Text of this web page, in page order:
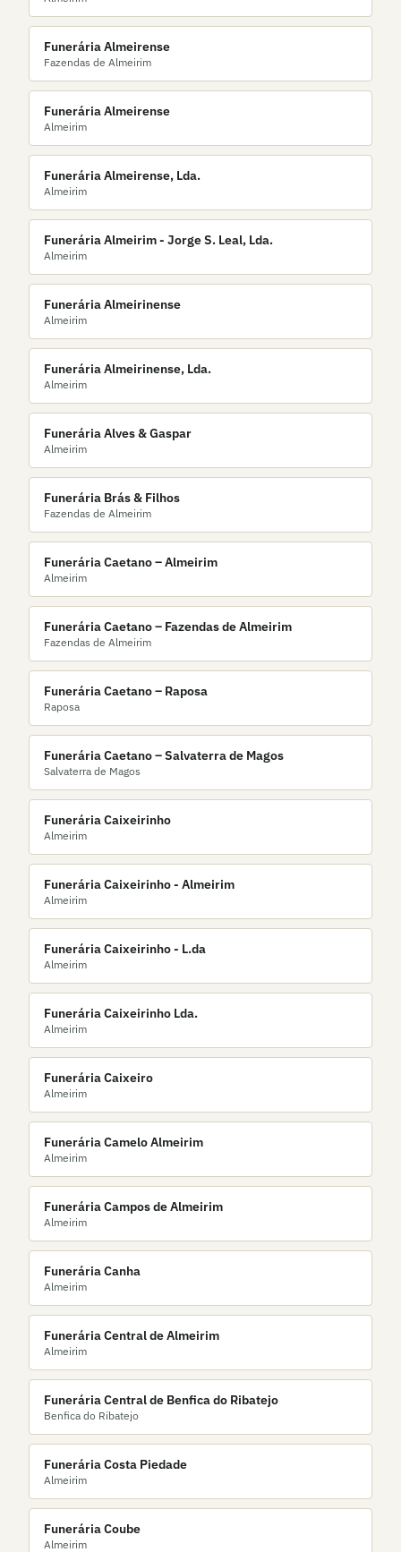
Funerária Almeirense
Fazendas de Almeirim
Funerária Almeirense
Almeirim
Funerária Almeirense, Lda.
Almeirim
Funerária Almeirim - Jorge S. Leal, Lda.
Almeirim
Funerária Almeirinense
Almeirim
Funerária Almeirinense, Lda.
Almeirim
Funerária Alves & Gaspar
Almeirim
Funerária Brás & Filhos
Fazendas de Almeirim
Funerária Caetano – Almeirim
Almeirim
Funerária Caetano – Fazendas de Almeirim
Fazendas de Almeirim
Funerária Caetano – Raposa
Raposa
Funerária Caetano – Salvaterra de Magos
Salvaterra de Magos
Funerária Caixeirinho
Almeirim
Funerária Caixeirinho - Almeirim
Almeirim
Funerária Caixeirinho - L.da
Almeirim
Funerária Caixeirinho Lda.
Almeirim
Funerária Caixeiro
Almeirim
Funerária Camelo Almeirim
Almeirim
Funerária Campos de Almeirim
Almeirim
Funerária Canha
Almeirim
Funerária Central de Almeirim
Almeirim
Funerária Central de Benfica do Ribatejo
Benfica do Ribatejo
Funerária Costa Piedade
Almeirim
Funerária Coube
Almeirim